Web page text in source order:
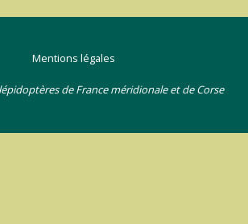
Mentions légales
de France méridionale et de Corse